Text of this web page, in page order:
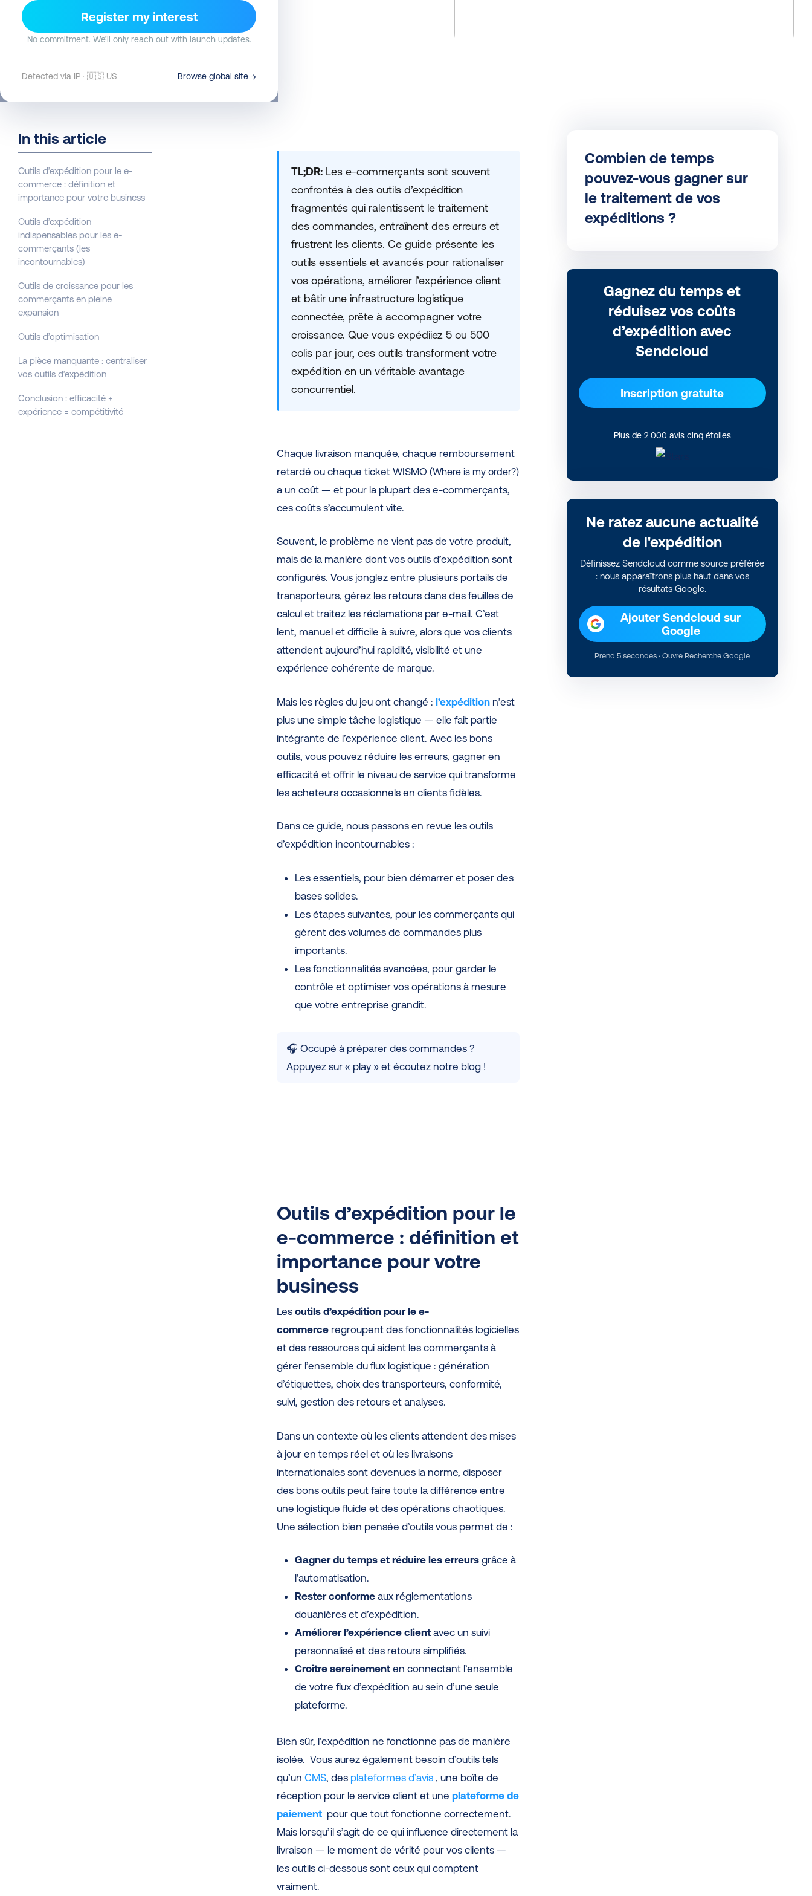
In this article
Outils d’expédition pour le e-
commerce : définition et
importance pour votre business
Outils d’expédition
indispensables pour les e-
commerçants (les
incontournables)
Outils de croissance pour les
commerçants en pleine
expansion
Outils d’optimisation
La pièce manquante : centraliser
vos outils d’expédition
Conclusion : efficacité +
expérience = compétitivité
TL;DR: Les e-commerçants sont souvent
confrontés à des outils d’expédition
fragmentés qui ralentissent le traitement
des commandes, entraînent des erreurs et
frustrent les clients. Ce guide présente les
outils essentiels et avancés pour rationaliser
vos opérations, améliorer l’expérience client
et bâtir une infrastructure logistique
connectée, prête à accompagner votre
croissance. Que vous expédiiez 5 ou 500
colis par jour, ces outils transforment votre
expédition en un véritable avantage
concurrentiel.
Chaque livraison manquée, chaque remboursement
retardé ou chaque ticket WISMO (Where is my order?)
a un coût — et pour la plupart des e-commerçants,
ces coûts s’accumulent vite.
Souvent, le problème ne vient pas de votre produit,
mais de la manière dont vos outils d’expédition sont
configurés. Vous jonglez entre plusieurs portails de
transporteurs, gérez les retours dans des feuilles de
calcul et traitez les réclamations par e-mail. C’est
lent, manuel et difficile à suivre, alors que vos clients
attendent aujourd’hui rapidité, visibilité et une
expérience cohérente de marque.
Mais les règles du jeu ont changé : l’expédition n’est
plus une simple tâche logistique — elle fait partie
intégrante de l’expérience client. Avec les bons
outils, vous pouvez réduire les erreurs, gagner en
efficacité et offrir le niveau de service qui transforme
les acheteurs occasionnels en clients fidèles.
Dans ce guide, nous passons en revue les outils
d’expédition incontournables :
Les essentiels, pour bien démarrer et poser des
bases solides.
Les étapes suivantes, pour les commerçants qui
gèrent des volumes de commandes plus
importants.
Les fonctionnalités avancées, pour garder le
contrôle et optimiser vos opérations à mesure
que votre entreprise grandit.
🎧 Occupé à préparer des commandes ?
Appuyez sur « play » et écoutez notre blog !
Outils d’expédition pour le
e-commerce : définition et
importance pour votre
business
Les outils d’expédition pour le e-
commerce regroupent des fonctionnalités logicielles
et des ressources qui aident les commerçants à
gérer l’ensemble du flux logistique : génération
d’étiquettes, choix des transporteurs, conformité,
suivi, gestion des retours et analyses.
Dans un contexte où les clients attendent des mises
à jour en temps réel et où les livraisons
internationales sont devenues la norme, disposer
des bons outils peut faire toute la différence entre
une logistique fluide et des opérations chaotiques.
Une sélection bien pensée d’outils vous permet de :
Gagner du temps et réduire les erreurs grâce à
l’automatisation.
Rester conforme aux réglementations
douanières et d’expédition.
Améliorer l’expérience client avec un suivi
personnalisé et des retours simplifiés.
Croître sereinement en connectant l’ensemble
de votre flux d’expédition au sein d’une seule
plateforme.
Bien sûr, l’expédition ne fonctionne pas de manière
isolée. Vous aurez également besoin d’outils tels
qu’un CMS, des plateformes d’avis , une boîte de
réception pour le service client et une plateforme de
paiement pour que tout fonctionne correctement.
Mais lorsqu’il s’agit de ce qui influence directement la
livraison — le moment de vérité pour vos clients —
les outils ci-dessous sont ceux qui comptent
vraiment.
Combien de temps
pouvez-vous gagner sur
le traitement de vos
expéditions ?
Gagnez du temps et
réduisez vos coûts
d’expédition avec
Sendcloud
Inscription gratuite
Plus de 2 000 avis cinq étoiles
Ne ratez aucune actualité
de l'expédition
Définissez Sendcloud comme source préférée
: nous apparaîtrons plus haut dans vos
résultats Google.
Ajouter Sendcloud sur
Google
Prend 5 secondes · Ouvre Recherche Google
Register my interest
No commitment. We’ll only reach out with launch updates.
Detected via IP · 🇺🇸 US Browse global site →